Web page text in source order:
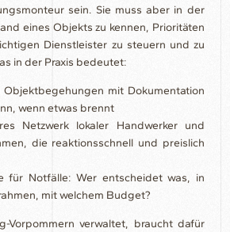
sein. Sie muss aber in der
eines Objekts zu kennen, Prioritäten
Dienstleister zu steuern und zu
in der Praxis bedeutet:
Objektbegehungen mit Dokumentation
wenn etwas brennt
Netzwerk lokaler Handwerker und
die reaktionsschnell und preislich
für Notfälle: Wer entscheidet was, in
mit welchem Budget?
Vorpommern verwaltet, braucht dafür